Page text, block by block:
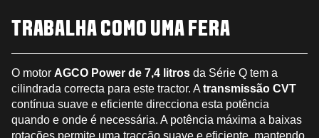
TRABALHA COMO UMA FERA
O motor AGCO Power de 7,4 litros da Série Q tem a
cilindrada correcta para este tractor. A transmissão CVT
contínua suave e eficiente direcciona esta potência
quando e onde é necessária. A potência máxima a baixas
rotações permite uma tracção suave e eficiente, mantendo